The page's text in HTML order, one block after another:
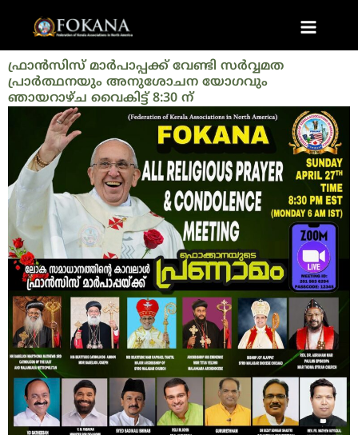
content
Main
Menu
ഫ്രാൻസിസ് മാർപാപ്പക്ക് വേണ്ടി സർവ്വമത
പ്രാർത്ഥനയും അനുശോചന യോഗവും
ഞായറാഴ്ച വൈകിട്ട് 8:30 ന്
navigation